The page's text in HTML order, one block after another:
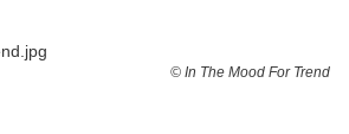
© In The Mood For Trend